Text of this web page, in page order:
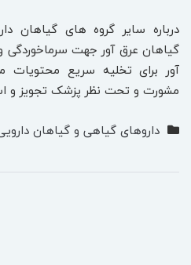
درباره سایر گروه های گیاهان
گیاهان عرق آور جهت
آور برای تخلیه سریع محتویات
مشورت و تحت نظر پزشک تجویز و
داروهای گیاهی و گیاهان